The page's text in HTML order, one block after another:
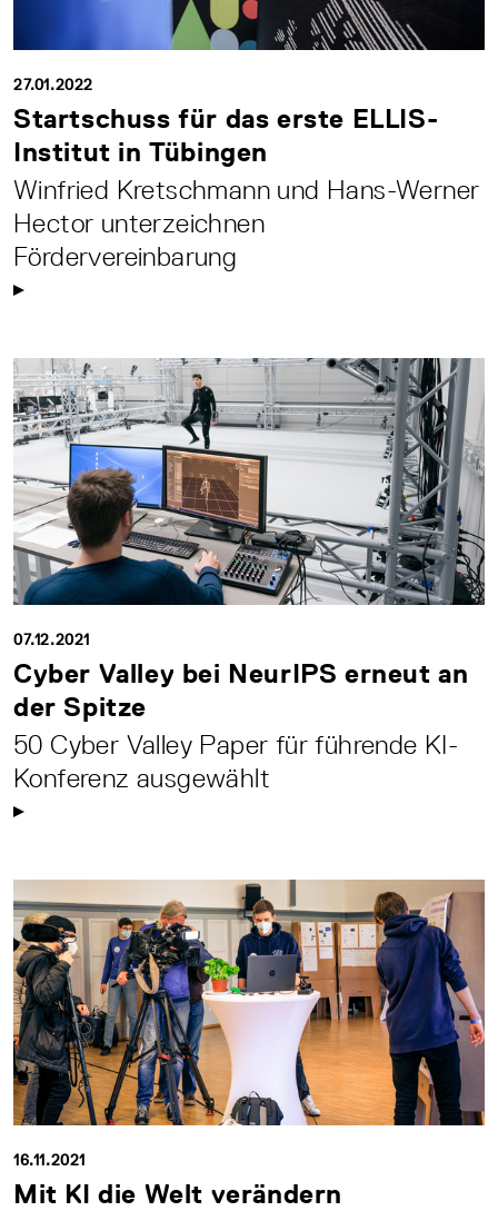
27.01.2022
Startschuss für das erste ELLIS-
Institut in Tübingen
Winfried Kretschmann und Hans-Werner
Hector unterzeichnen
Fördervereinbarung
07.12.2021
Cyber Valley bei NeurIPS erneut an
der Spitze
50 Cyber Valley Paper für führende KI-
Konferenz ausgewählt
16.11.2021
Mit KI die Welt verändern